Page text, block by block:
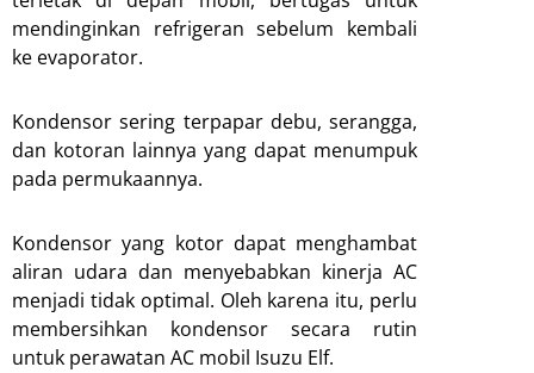
mendinginkan refrigeran sebelum kembali
ke evaporator.
Kondensor sering terpapar debu, serangga,
dan kotoran lainnya yang dapat menumpuk
pada permukaannya.
Kondensor yang kotor dapat menghambat
aliran udara dan menyebabkan kinerja AC
menjadi tidak optimal. Oleh karena itu, perlu
membersihkan kondensor secara rutin
untuk perawatan AC mobil Isuzu Elf.